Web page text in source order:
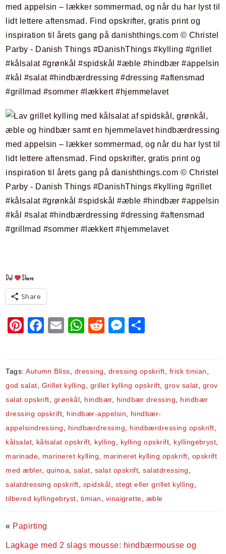
Del Share
Share
Pi
e
st
F
e
b
o
o
k
E
l
W
s
A
p
p
R
di
t
M
s
e
n
g
er
e
Tags:Autumn Bliss dressing dressing opskrift frisk timian
god salat
Grillet kylling grillet kylling opskrift ,grov salat
grov
salat opskrift
grønkål hindbær, hindbær dressing
hindbær
dressing opskrift
hindbær-appelsin
hindbær-
appelsindressing
hindbærdressing hindbærdressing opskrift
kålsalat
kålsalat opskrift kylling kylling opskrift kyllingebryst
marinade
marineret kylling marineret kylling opskrift
opskrift
med æbler, quinoa ,salat salat opskrift ,salatdressing
salatdressing opskrift
spidskål stegt eller grillet kylling
tilbered kyllingebryst
timian vinaigrette æble
« Papirting
Lagkage med 2 slags mousse: hindbærmousse og